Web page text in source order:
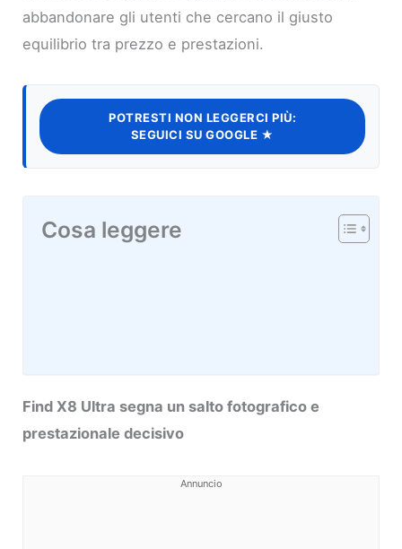
abbandonare gli utenti che cercano il giusto
equilibrio tra prezzo e prestazioni.
POTRESTI NON LEGGERCI PIÙ:
SEGUICI SU GOOGLE ★
Cosa leggere
Find X8 Ultra segna un salto fotografico e
prestazionale decisivo
Annuncio